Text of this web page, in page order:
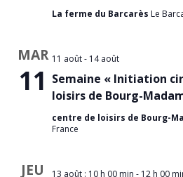
La ferme du Barcarès Le
MAR
11 Semaine « Initiation
loisirs de Bourg-
11 août- 14 août
centre de loisirs de Bourg-
France
JEU 13 août : 10 h 00 min - 12 h 00